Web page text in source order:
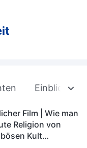
Einblick in
Film | Wie man
Religion von
Kult